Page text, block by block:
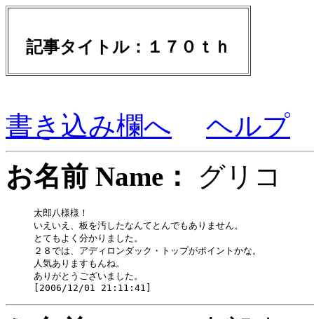
記事タイトル：１７０ｔｈ
書き込み欄へ
ヘルプ
お名前 Name：
グリ
太郎八様様！
いえいえ、板を汚したなんてとんでもありません。
とてもよく分かりました。
２８では、アディロンダック・トップがポイントかな。
人気ありますもんね。
ありがとうございました。